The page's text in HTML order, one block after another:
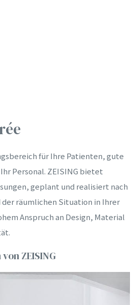
für Ihre Patienten, gute
Personal. ZEISING bietet
geplant und realisiert nach
räumlichen Situation in Ihrer
Anspruch an Design, Material
ZEISING